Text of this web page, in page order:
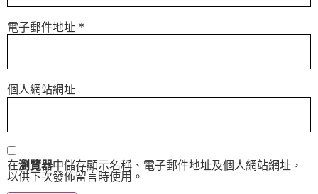
電子郵件地址 *
個人網站網址
在瀏覽器中儲存顯示名稱、電子郵件地址及個人網站網址，
以供下次發佈留言時使用。